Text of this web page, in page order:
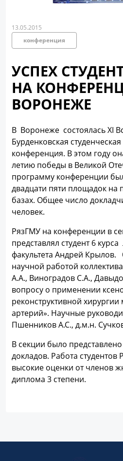
13.05.2015
конференция
УСПЕХ
НА
ВОРОНЕЖЕ
В Воронеже состоялась XI
Бурденковская
конференция. В этом году
летию победы в Великой
программу конференции
двадцати пяти площадок на
базах. Общее число
человек.
РязГМУ на конференции в
представлял студент 6
факультета Андрей
научной работой
А.А., Виноградов С.А.,
вопросу о применении
реконструктивной
артерий». Научные
Пшенников А.С., д.м.н.
В секции было
докладов. Работа студентов
высокие оценки от членов
диплома 3 степени.